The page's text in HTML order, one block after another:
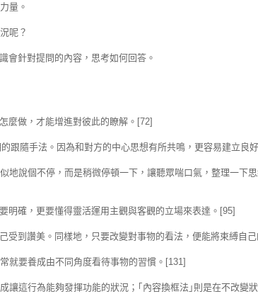
量。
呢？
會針對提問的內容，思考如何回答。
麼做，才能增進對彼此的瞭解。[72]
跟隨手法。因為和對方的中心思想有所共鳴，更容易建立良
地說個不停，而是稍微停頓一下，讓聽眾喘口氣，整理一下
明確，更要懂得靈活運用主觀與客觀的立場來表達。[95]
受到讚美。同樣地，只要改變對事物的看法，便能將束縛自
就要養成由不同角度看待事物的習慣。[131]
讓這行為能夠發揮功能的狀況；｢內容換框法｣則是在不改變